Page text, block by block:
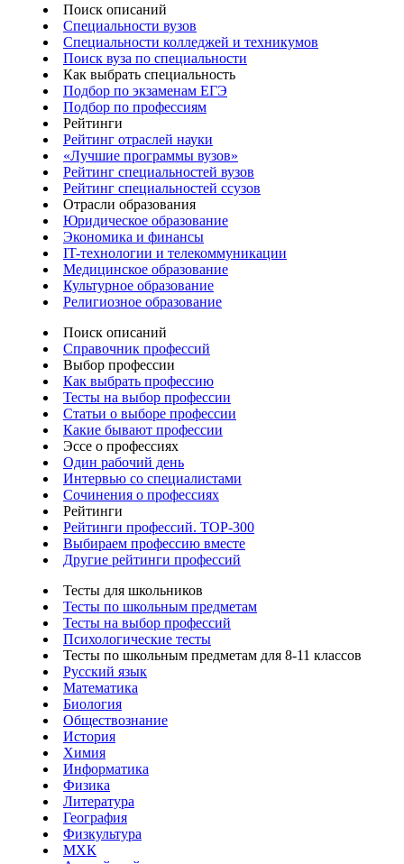
Поиск описаний
Специальности вузов
Специальности колледжей и техникумов
Поиск вуза по специальности
Как выбрать специальность
Подбор по экзаменам ЕГЭ
Подбор по профессиям
Рейтинги
Рейтинг отраслей науки
«Лучшие программы вузов»
Рейтинг специальностей вузов
Рейтинг специальностей ссузов
Отрасли образования
Юридическое образование
Экономика и финансы
IT-технологии и телекоммуникации
Медицинское образование
Культурное образование
Религиозное образование
Поиск описаний
Справочник профессий
Выбор профессии
Как выбрать профессию
Тесты на выбор профессии
Статьи о выборе профессии
Какие бывают профессии
Эссе о профессиях
Один рабочий день
Интервью со специалистами
Сочинения о профессиях
Рейтинги
Рейтинги профессий. TOP-300
Выбираем профессию вместе
Другие рейтинги профессий
Тесты для школьников
Тесты по школьным предметам
Тесты на выбор профессий
Психологические тесты
Тесты по школьным предметам для 8-11 классов
Русский язык
Математика
Биология
Обществознание
История
Химия
Информатика
Физика
Литература
География
Физкультура
МХК